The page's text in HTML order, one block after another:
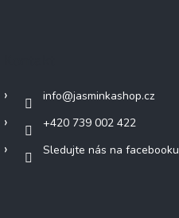
info@jasminkashop.cz
+420 739 002 422
Sledujte nás na facebooku